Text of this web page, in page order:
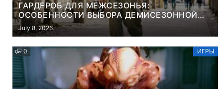
ГАРДЕРОБ ДЛЯ МЕЖСЕЗОНЬЯ:
ОСОБЕННОСТИ ВЫБОРА ДЕМИСЕЗОННОЙ
ПАРКИ И ЭЛЕГАНТНОГО ЖЕНСКОГО ПЛАЩА
July 8, 2026
0 ИГРЫ